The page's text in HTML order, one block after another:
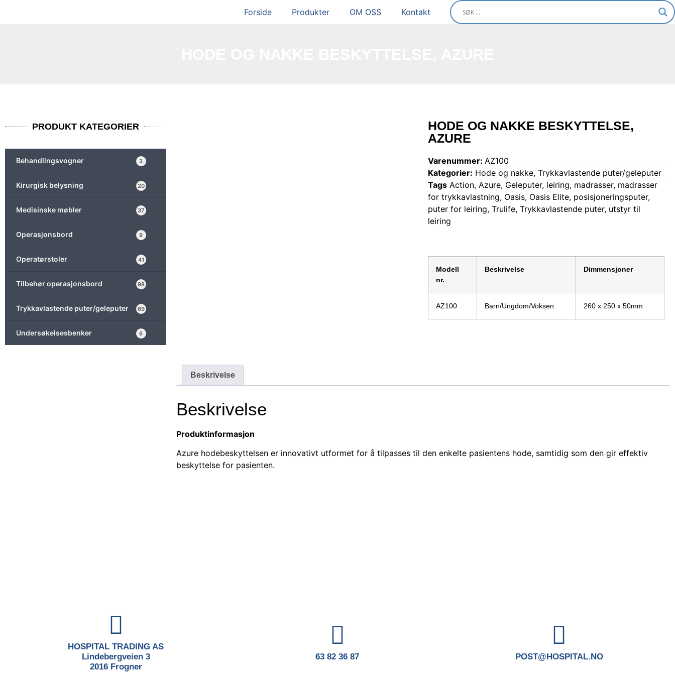
Forside Produkter OM OSS Kontakt
PRODUKT KATEGORIER
Behandlingsvogner 3
Kirurgisk belysning 20
Medisinske møbler 37
Operasjonsbord 9
Operatørstoler 41
Tilbehør operasjonsbord 98
Trykkavlastende puter/geleputer 69
Undersøkelsesbenker 6
HODE OG NAKKE BESKYTTELSE,
AZURE
Varenummer:AZ100
Kategorier: Hode og nakke,Trykkavlastende puter/geleputer
Tags Action,Azure, Geleputer, leiring, madrasser, madrasser
for trykkavlastning, Oasis, Oasis Elite, posisjoneringsputer,
puter for leiring,Trulife,Trykkavlastende puter, utstyr til
leiring
Modell
nr.
Beskrivelse Dimmensjoner
AZ100 Barn/Ungdom/Voksen 260 x 250 x 50mm
Beskrivelse
Beskrivelse
Produktinformasjon
Azure hodebeskyttelsen er innovativt utformet for å tilpasses til den enkelte pasientens hode, samtidig som den gir effektiv
beskyttelse for pasienten.
HOSPITAL TRADING AS
Lindebergveien 3
2016 Frogner
63 82 36 87 POST@HOSPITAL.NO